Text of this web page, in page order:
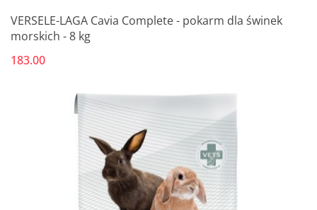
VERSELE-LAGA Cavia Complete - pokarm dla świnek
morskich - 8 kg
183.00